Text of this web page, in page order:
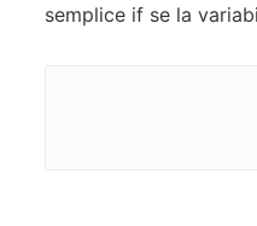
semplice if se la